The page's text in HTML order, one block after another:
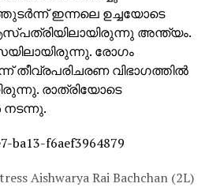
ഇന്നലെ ഉച്ചയോടെ
അന്ത്യം.
രോഗം
തീവ്രപരിചരണ വിഭാഗത്തില്‍
രാത്രിയോടെ